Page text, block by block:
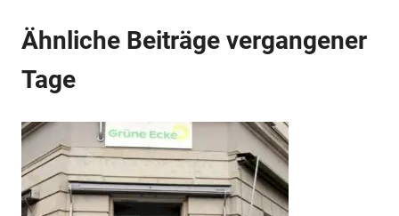
Anzeige
Ähnliche Beiträge vergangener
Tage